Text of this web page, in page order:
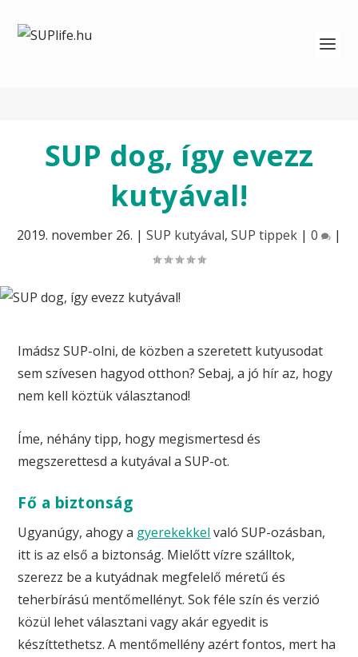
SUP dog, így evezz
kutyával!
2019. november 26. | SUP kutyával, SUP tippek | 0 |
Imádsz SUP-olni, de közben a szeretett kutyusodat
sem szívesen hagyod otthon? Sebaj, a jó hír az, hogy
nem kell köztük választanod!
Íme, néhány tipp, hogy megismertesd és
megszerettesd a kutyával a SUP-ot.
Fő a biztonság
Ugyanúgy, ahogy a gyerekekkel való SUP-ozásban,
itt is az első a biztonság. Mielőtt vízre szálltok,
szerezz be a kutyádnak megfelelő méretű és
teherbírású mentőmellényt. Sok féle szín és verzió
közül lehet választani vagy akár egyedit is
készíttethetsz. A mentőmellény azért fontos, mert ha